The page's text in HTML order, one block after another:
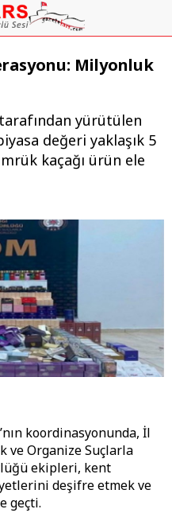
Milyonluk
yürütülen
değeri yaklaşık 5
kaçağı ürün ele
koordinasyonunda, İl
ve Organize Suçlarla
ekipleri, kent
deşifre etmek ve
geçti.